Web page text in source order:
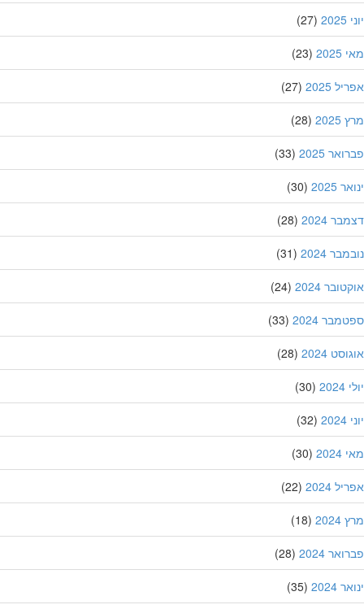
(27)
(23)
2025
(27)
(28)
2025
(33)
2025
(30)
2024
(28)
2024
(31)
2024
(24)
2024
(33)
2024
(28)
(30)
(32)
(30)
2024
(22)
(18)
2024
(28)
2024
(35)